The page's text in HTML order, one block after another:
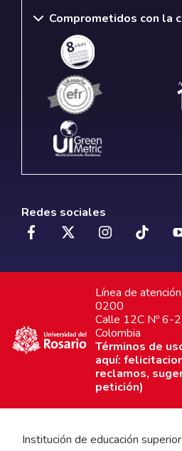
Comprometidos con la
Redes sociales
Línea de
0200
Calle 12C Nº 6-
Colombia
Términos de
aquí:
reclamos,
petición)
Institución de educación